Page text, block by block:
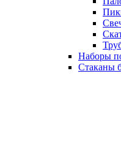
Наборы
Стаканы